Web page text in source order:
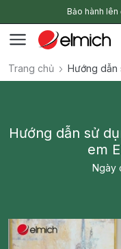
Bảo hành lên
Trang chủ Hướng dẫn
Hướng dẫn sử
em
Ngày